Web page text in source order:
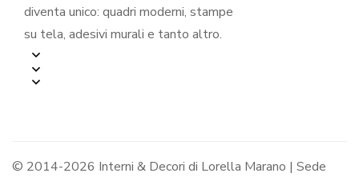
diventa unico: quadri moderni, stampe
su tela, adesivi murali e tanto altro.
© 2014-2026 Interni & Decori di Lorella Marano | Sede